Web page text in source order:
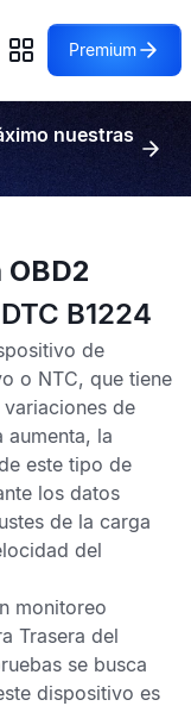
Premium
nuestras
B1224
de
o NTC, que tiene
de
aumenta, la
este tipo de
los datos
de la carga
del
monitoreo
Trasera del
se busca
dispositivo es